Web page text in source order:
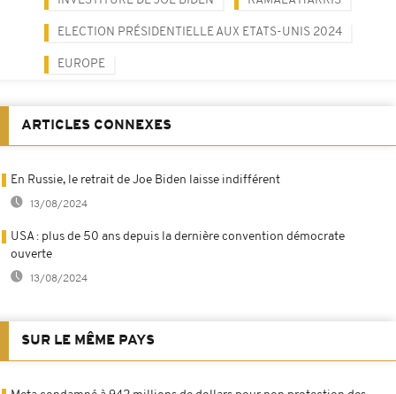
ELECTION PRÉSIDENTIELLE AUX ETATS-UNIS 2024
EUROPE
ARTICLES CONNEXES
En Russie, le retrait de Joe Biden laisse indifférent
13/08/2024
USA : plus de 50 ans depuis la dernière convention démocrate
ouverte
13/08/2024
SUR LE MÊME PAYS